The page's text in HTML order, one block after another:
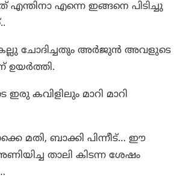
എന്തിനാ എന്നെ ഇങ്ങനെ പിടിച്ചു
ചോദിച്ചതും അർജുൻ അവളുടെ
ഉയർത്തി.
ഇരു കവിളിലും മാറി മാറി
മതി, ബാക്കി പിന്നീട്… ഈ
താലി കിടന്ന ശേഷം